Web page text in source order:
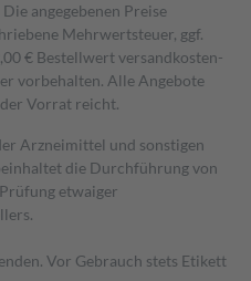
angegebenen Preise
Mehrwertsteuer, ggf.
€ Bestell­wert versand­kosten­
vorbehalten. Alle Angebote
Vorrat reicht.
Arzneimittel und sonstigen
die Durchführung von
etwaiger
Vor Gebrauch stets Etikett